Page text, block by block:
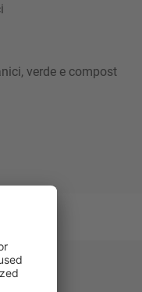
verde e compost